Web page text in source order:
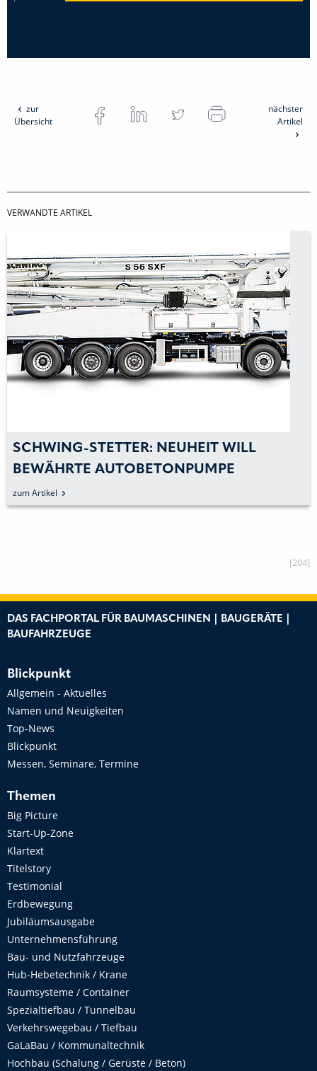
zur
Übersicht
nächster
Artikel
VERWANDTE ARTIKEL
SCHWING-STETTER: NEUHEIT WILL
BEWÄHRTE AUTOBETONPUMPE
VERGESSEN MACHEN
zum Artikel
[204]
DAS FACHPORTAL FÜR BAUMASCHINEN | BAUGERÄTE |
BAUFAHRZEUGE
Blickpunkt
Allgemein - Aktuelles
Namen und Neuigkeiten
Top-News
Blickpunkt
Messen, Seminare, Termine
Themen
Big Picture
Start-Up-Zone
Klartext
Titelstory
Testimonial
Erdbewegung
Jubiläumsausgabe
Unternehmensführung
Bau- und Nutzfahrzeuge
Hub-Hebetechnik / Krane
Raumsysteme / Container
Spezialtiefbau / Tunnelbau
Verkehrswegebau / Tiefbau
GaLaBau / Kommunaltechnik
Hochbau (Schalung / Gerüste / Beton)